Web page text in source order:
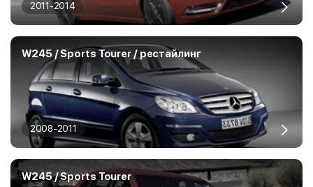
2011-2014
W245 / Sports Tourer / рестайлинг
2008-2011
W245 / Sports Tourer